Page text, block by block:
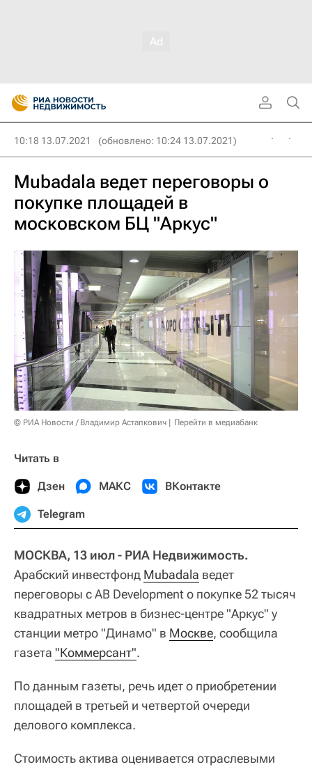
10:18 13.07.2021 (обновлено: 10:24 13.07.2021)
Mubadala ведет переговоры о
покупке площадей в
московском БЦ "Аркус"
© РИА Новости / Владимир Астапкович Перейти в медиабанк
Читать в
Дзен МАКС ВКонтакте
Telegram
МОСКВА, 13 июл - РИА Недвижимость.
Арабский инвестфонд Mubadala ведет
переговоры с AB Development о покупке 52 тысяч
квадратных метров в бизнес-центре "Аркус" у
станции метро "Динамо" в Москве, сообщила
газета "Коммерсант".
По данным газеты, речь идет о приобретении
площадей в третьей и четвертой очереди
делового комплекса.
Стоимость актива оценивается отраслевыми